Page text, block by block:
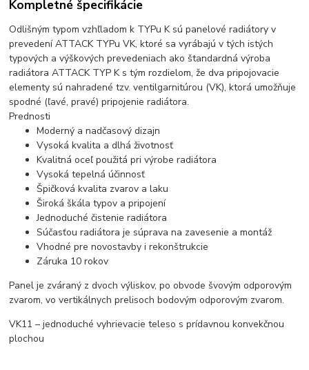
Kompletné špecifikácie
Odlišným typom vzhľladom k TYPu K sú panelové radiátory v
prevedení ATTACK TYPu VK, ktoré sa vyrábajú v tých istých
typových a výškových prevedeniach ako štandardná výroba
radiátora ATTACK TYP K s tým rozdielom, že dva pripojovacie
elementy sú nahradené tzv. ventilgarnitúrou (VK), ktorá umožňuje
spodné (ľavé, pravé) pripojenie radiátora.
Prednosti
Moderný a nadčasový dizajn
Vysoká kvalita a dlhá životnosť
Kvalitná oceľ použitá pri výrobe radiátora
Vysoká tepelná účinnosť
Špičková kvalita zvarov a laku
Široká škála typov a pripojení
Jednoduché čistenie radiátora
Súčasťou radiátora je súprava na zavesenie a montáž
Vhodné pre novostavby i rekonštrukcie
Záruka 10 rokov
Panel je zváraný z dvoch výliskov, po obvode švovým odporovým
zvarom, vo vertikálnych prelisoch bodovým odporovým zvarom.
VK11 – jednoduché vyhrievacie teleso s prídavnou konvekčnou
plochou